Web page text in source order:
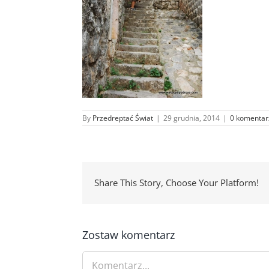
By Przedreptać Świat | 29 grudnia, 2014 | 0
Share This Story, Choose Your Platform!
Zostaw komentarz
Comment